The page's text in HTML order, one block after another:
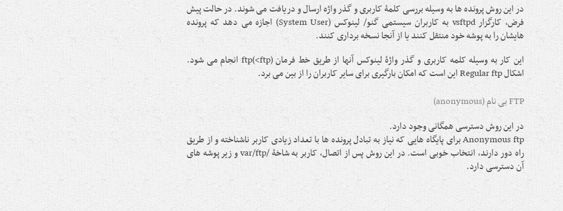
در این روش پرونده ها به وسیله بررسی کلمۀ کاربری و گذر واژه ارسال و دریافت می شوند. در حالت پیش
فرض، کارگزار vsftpd به کاربران سیستمی گنو/ لینوکس (System User) اجازه می دهد که پرونده
هایشان را به پوشه خود منتقل کنند یا از آنجا نسخه برداری کنند.
این کار به وسیله کلمه کاربری و گذر واژۀ لینوکس آنها از طریق خط فرمان (ftp>)ftp انجام می شود.
اشکال Regular ftp این است که امکان بارگیری برای سایر کاربران را از بین می برد.
FTP بی نام (anonymous)
در این روش دسترسی همگانی وجود دارد.
Anonymous ftp برای پایگاه هایی که نیاز به تبادل پرونده ها با تعداد زیادی کاربر ناشناخته و از طریق
راه دور دارند، انتخاب خوبی است. در این روش پس از اتصال، کاربر به شاخۀ /var/ftp و زیر پوشه های
آن دسترسی دارد.